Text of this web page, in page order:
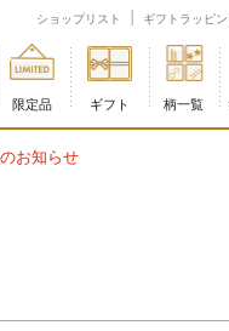
ショップリスト ギフトラッピ
限定品 ギフト 柄一覧
お知らせ